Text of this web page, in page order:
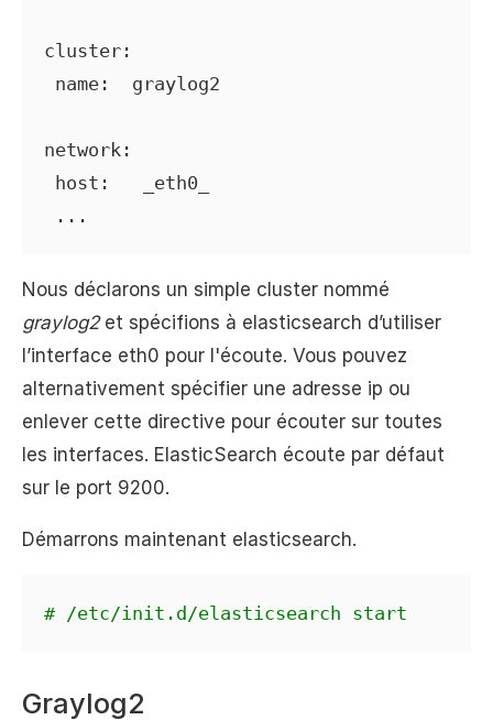
cluster:
name:  graylog2
network:
host:   _eth0_
...
Nous déclarons un simple cluster nommé
graylog2et spécifions à elasticsearch d’utiliser
l’interface eth0 pour l'écoute. Vous pouvez
alternativement spécifier une adresse ip ou
enlever cette directive pour écouter sur toutes
les interfaces. ElasticSearch écoute par défaut
sur le port 9200.
Démarrons maintenant elasticsearch.
# /etc/init.d/elasticsearch start
Graylog2